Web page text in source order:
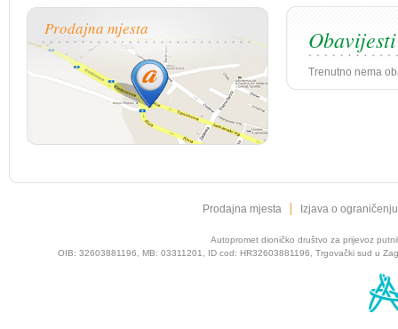
Prodajna mjesta
Trenutno nema
Prodajna mjesta | Izjava o
Autopromet dioničko društvo za prijevoz
OIB: 32603881196, MB: 03311201, ID cod: HR32603881196, Trgovački sud u